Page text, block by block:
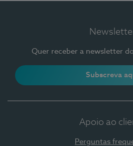
Quer receber a newsletter
Subscreva
Apoio ao
Perguntas